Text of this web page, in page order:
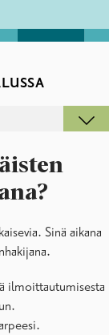
Sinä aikana
ilmoittautumisesta